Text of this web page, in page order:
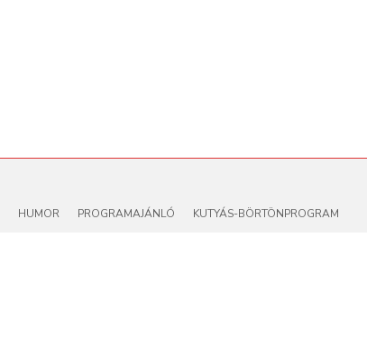
HUMOR PROGRAMAJÁNLÓ KUTYÁS-BÖRTÖNPROGRAM